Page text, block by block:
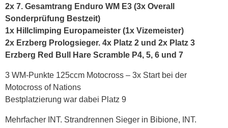
2x 7. Gesamtrang Enduro WM E3 (3x Overall
Sonderprüfung Bestzeit)
1x Hillclimping Europameister (1x Vizemeister)
2x Erzberg Prologsieger. 4x Platz 2 und 2x Platz 3
Erzberg Red Bull Hare Scramble P4, 5, 6 und 7
3 WM-Punkte 125ccm Motocross – 3x Start bei der
Motocross of Nations
Bestplatzierung war dabei Platz 9
Mehrfacher INT. Strandrennen Sieger in Bibione, INT.